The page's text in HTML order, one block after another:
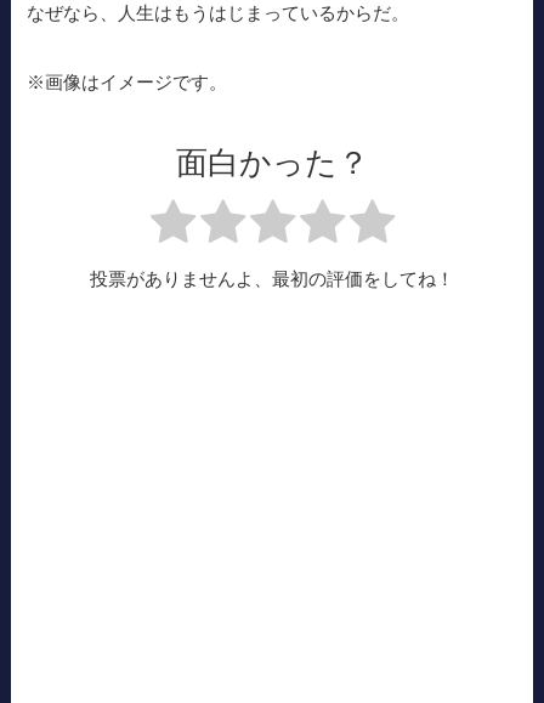
なぜなら、人生はもうはじまっているからだ。
※画像はイメージです。
面白かった？
投票がありませんよ、最初の評価をしてね！